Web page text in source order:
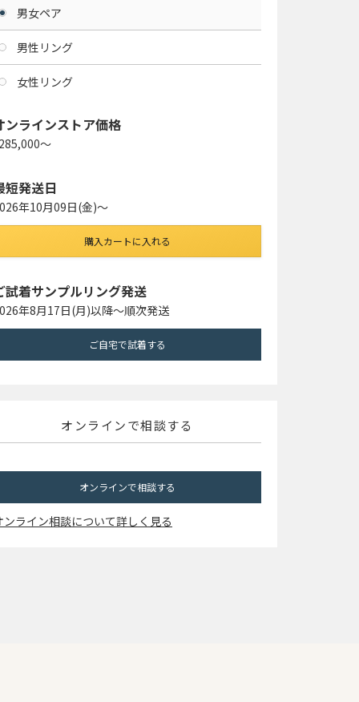
男女ペア
男性リング
女性リング
ンラインストア価格
〜
短発送日
年10月09日(金)〜
購入カートに入れる
試着サンプルリング発送
年8月17日(月)以降〜順次発送
ご自宅で試着する
オンラインで相談する
オンラインで相談する
ンライン相談について詳しく見る